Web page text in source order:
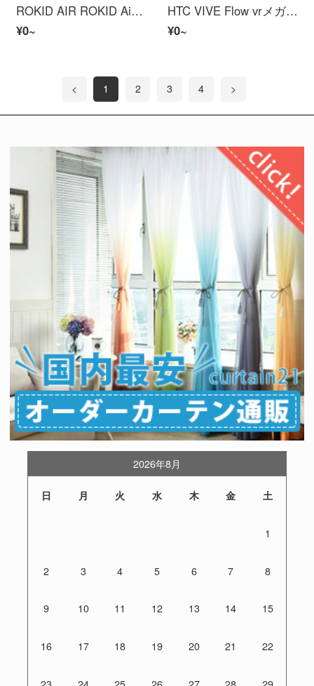
ROKID AIR ROKID Air 若琪インテリジェントARメガネ スマホコンピューター投屏非 VRメガネマシン可折叠ゲーム观 Rokid Air
¥0~
HTC VIVE Flow vrメガネvrマシン3dインテリジェントメガネvr游乐装置HD家用观影巨大スクリーン体性感覚 HTC VIVE FLOW【官方标配】
¥0~
< 1 2 3 4 >
2026年8月
日 月 火 水 木 金 土
1
2 3 4 5 6 7 8
9 10 11 12 13 14 15
16 17 18 19 20 21 22